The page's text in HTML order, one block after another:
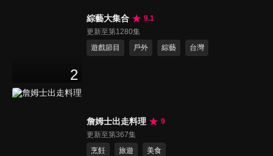
2
綜藝大集合
9.1
更新至第1280集
遊戲節目
戶外 綜藝 台灣
詹姆士出走料理
9
更新至第367集
烹飪
旅遊 美食